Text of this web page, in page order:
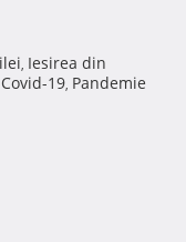
, Iesirea din
Covid-19, Pandemie